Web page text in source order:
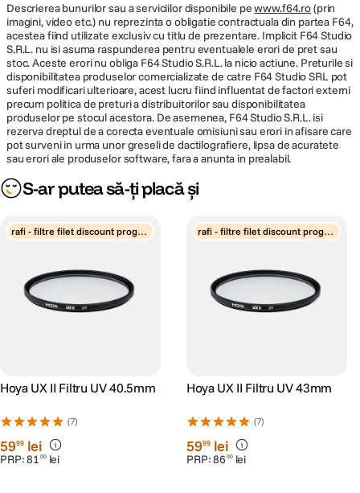
Descrierea bunurilor sau a serviciilor disponibile pewww.f64.ro(prin
imagini, video etc.) nu reprezinta o obligatie contractuala din partea F64,
acestea fiind utilizate exclusiv cu titlu de prezentare. Implicit F64 Studio
S.R.L. nu isi asuma raspunderea pentru eventualele erori de pret sau
stoc. Aceste erori nu obliga F64 Studio S.R.L. la nicio actiune. Preturile si
disponibilitatea produselor comercializate de catre F64 Studio SRL pot
suferi modificari ulterioare, acest lucru fiind influentat de factori externi
precum politica de preturi a distribuitorilor sau disponibilitatea
produselor pe stocul acestora. De asemenea, F64 Studio S.R.L. isi
rezerva dreptul de a corecta eventuale omisiuni sau erori in afisare care
pot surveni in urma unor greseli de dactilografiere, lipsa de acuratete
sau erori ale produselor software, fara a anunta in prealabil.
S-ar putea să-ți placă și
rafi - filtre filet discount progre
Hoya UX II Filtru UV 40.5mm
(7)
5999 lei
PRP:81 00 lei
rafi - filtre filet discount progre
Hoya UX II Filtru UV 43mm
(7)
5999 lei
PRP:86 00 lei